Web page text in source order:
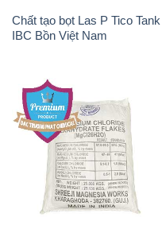
Chất tạo bọt Las P Tico Tank
IBC Bồn Việt Nam